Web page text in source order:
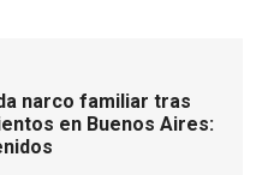
narco familiar tras
en Buenos Aires: